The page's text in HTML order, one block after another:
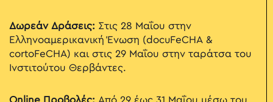
Δωρεάν Δράσεις: Στις 28 Μαΐου στην
Ελληνοαμερικανική Ένωση (docuFeCHA &
cortoFeCHA) και στις 29 Μαΐου στην ταράτσα του
Ινστιτούτου Θερβάντες.